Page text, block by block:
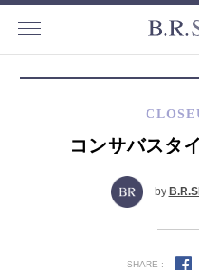
コンサバスタ
by
SHARE :